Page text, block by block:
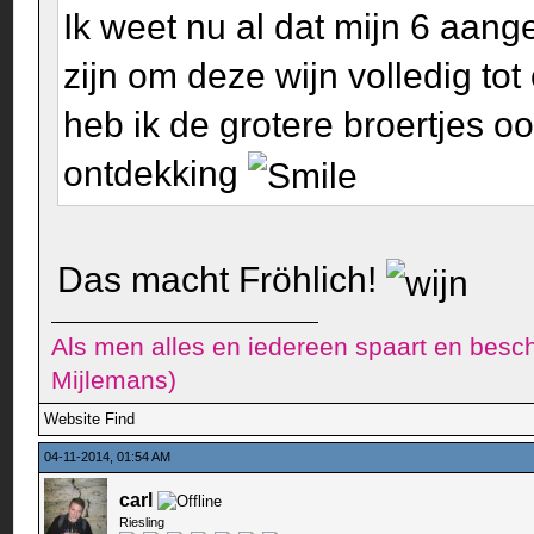
Ik weet nu al dat mijn 6
zijn om deze wijn volledig
heb ik de grotere broertjes
ontdekking
Das macht Fröhlich!
Als men alles en iedereen spaart en
Mijlemans)
Website Find
04-11-2014, 01:54 AM
carl
Riesling